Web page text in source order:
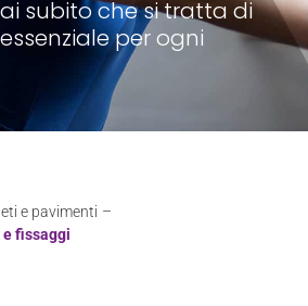
subito che si tratta di
per ogni
e pavimenti –
e fissaggi